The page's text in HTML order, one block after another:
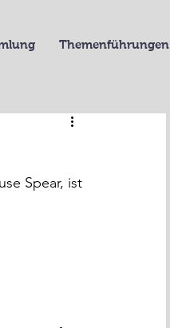
Themenführungen
Spear, ist